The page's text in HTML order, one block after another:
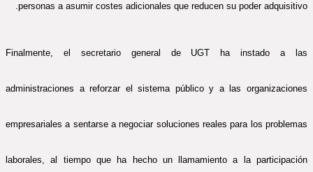
personas a asumir costes adicionales que reducen su poder adquisitivo.
Finalmente, el secretario general de UGT ha instado a las
administraciones a reforzar el sistema público y a las organizaciones
empresariales a sentarse a negociar soluciones reales para los problemas
laborales, al tiempo que ha hecho un llamamiento a la participación